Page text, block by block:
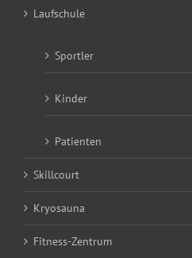
Laufschule
Sportler
Kinder
Patienten
Skillcourt
Kryosauna
Fitness-Zentrum